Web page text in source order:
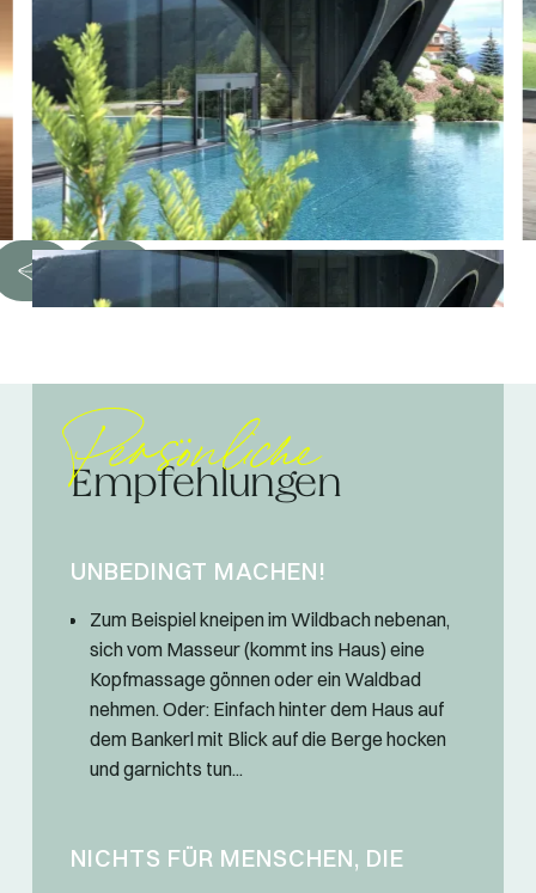
Persönliche
Empfehlungen
UNBEDINGT MACHEN!
Zum Beispiel kneipen im Wildbach nebenan,
sich vom Masseur (kommt ins Haus) eine
Kopfmassage gönnen oder ein Waldbad
nehmen. Oder: Einfach hinter dem Haus auf
dem Bankerl mit Blick auf die Berge hocken
und garnichts tun...
NICHTS FÜR MENSCHEN, DIE